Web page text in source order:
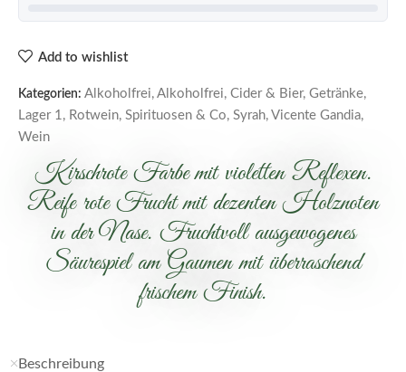
Add to wishlist
Kategorien: Alkoholfrei, Alkoholfrei, Cider & Bier, Getränke,
Lager 1, Rotwein, Spirituosen & Co, Syrah, Vicente Gandia,
Wein
Kirschrote Farbe mit violetten Reflexen.
Reife rote Frucht mit dezenten Holznoten
in der Nase. Fruchtvoll ausgewogenes
Säurespiel am Gaumen mit überraschend
frischem Finish.
Beschreibung